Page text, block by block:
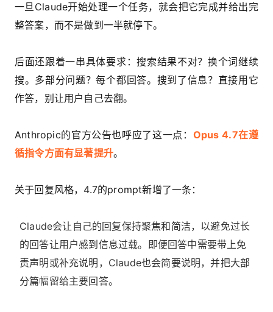
一旦Claude开始处理一个任务，就会把它完成并给出完
整答案，而不是做到一半就停下。
后面还跟着一串具体要求：搜索结果不对？换个词继续
搜。多部分问题？每个都回答。搜到了信息？直接用它
作答，别让用户自己去翻。
Anthropic的官方公告也呼应了这一点： Opus 4.7在遵
循指令方面有显著提升。
关于回复风格，4.7的prompt新增了一条：
Claude会让自己的回复保持聚焦和简洁，以避免过长
的回答让用户感到信息过载。即便回答中需要带上免
责声明或补充说明，Claude也会简要说明，并把大部
分篇幅留给主要回答。